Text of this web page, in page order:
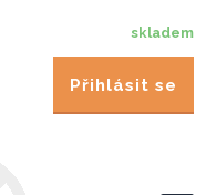
skladem
Přihlásit se